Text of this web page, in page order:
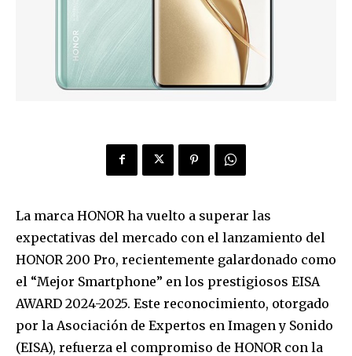
La marca HONOR ha vuelto a superar las
expectativas del mercado con el lanzamiento del
HONOR 200 Pro, recientemente galardonado como
el “Mejor Smartphone” en los prestigiosos EISA
AWARD 2024-2025. Este reconocimiento, otorgado
por la Asociación de Expertos en Imagen y Sonido
(EISA), refuerza el compromiso de HONOR con la